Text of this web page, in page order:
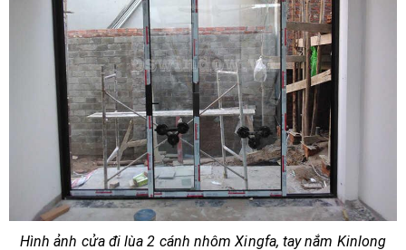
Hình ảnh cửa đi lùa 2 cánh nhôm Xingfa, tay nắm Kinlong